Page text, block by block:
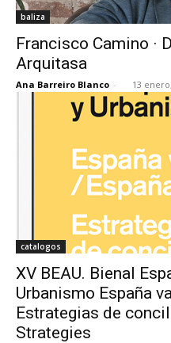
baliza
Francisco Camino ·
Arquitasa
Ana Barreiro Blanco - 13
catalogos
XV BEAU. Bienal
Urbanismo España
Estrategias de
Strategies